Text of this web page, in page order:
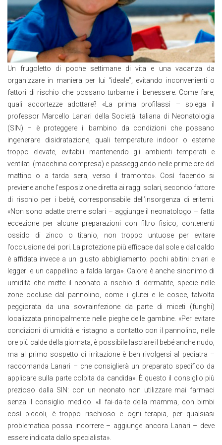
Un frugoletto di poche settimane di vita e una vacanza da
organizzare in maniera per lui “ideale”, evitando inconvenienti o
fattori di rischio che possano turbarne il benessere. Come fare,
quali accortezze adottare? «La prima profilassi – spiega il
professor Marcello Lanari della Società Italiana di Neonatologia
(SIN) – è proteggere il bambino da condizioni che possano
ingenerare disidratazione, quali temperature indoor o esterne
troppo elevate, evitabili mantenendo gli ambienti temperati e
ventilati (macchina compresa) e passeggiando nelle prime ore del
mattino o a tarda sera, verso il tramonto». Così facendo si
previene anche l’esposizione diretta ai raggi solari, secondo fattore
di rischio per i bebé, corresponsabile dell’insorgenza di eritemi.
«Non sono adatte creme solari – aggiunge il neonatologo – fatta
eccezione per alcune preparazioni con filtro fisico, contenenti
ossido di zinco o titanio, non troppo untuose per evitare
l’occlusione dei pori. La protezione più efficace dal sole e dal caldo
è affidata invece a un giusto abbigliamento: pochi abitini chiari e
leggeri e un cappellino a falda larga». Calore è anche sinonimo di
umidità che mette il neonato a rischio di dermatite, specie nelle
zone occluse dal pannolino, come i glutei e le cosce, talvolta
peggiorata da una sovrainfezione da parte di miceti (funghi)
localizzata principalmente nelle pieghe delle gambine. «Per evitare
condizioni di umidità e ristagno a contatto con il pannolino, nelle
ore più calde della giornata, è possibile lasciare il bebé anche nudo,
ma al primo sospetto di irritazione è ben rivolgersi al pediatra –
raccomanda Lanari – che consiglierà un preparato specifico da
applicare sulla parte colpita da candida». È questo il consiglio più
prezioso dalla SIN: con un neonato non utilizzare mai farmaci
senza il consiglio medico. «Il fai-da-te della mamma, con bimbi
così piccoli, è troppo rischioso e ogni terapia, per qualsiasi
problematica possa incorrere – aggiunge ancora Lanari – deve
essere indicata dallo specialista».